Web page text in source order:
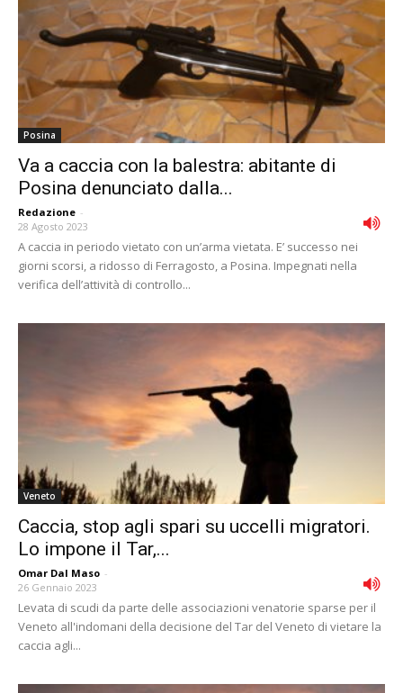
Posina
Va a caccia con la balestra: abitante di
Posina denunciato dalla...
Redazione -
28 Agosto 2023
A caccia in periodo vietato con un’arma vietata. E’ successo nei
giorni scorsi, a ridosso di Ferragosto, a Posina. Impegnati nella
verifica dell’attività di controllo...
Veneto
Caccia, stop agli spari su uccelli migratori.
Lo impone il Tar,...
Omar Dal Maso -
26 Gennaio 2023
Levata di scudi da parte delle associazioni venatorie sparse per il
Veneto all'indomani della decisione del Tar del Veneto di vietare la
caccia agli...